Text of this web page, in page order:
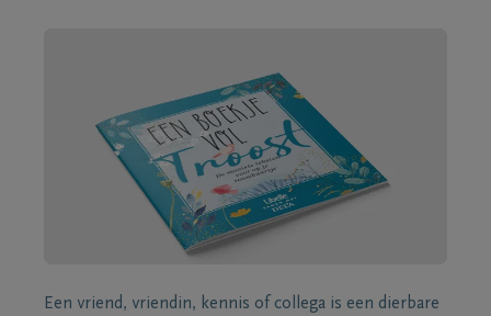
Een vriend, vriendin, kennis of collega is een dierbare